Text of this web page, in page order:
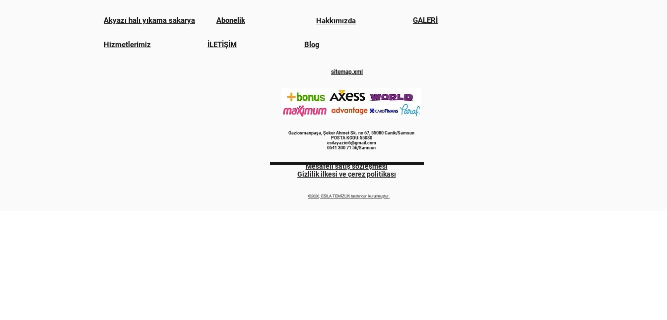
Akyazı halı yıkama sakarya Abonelik Hakkımızda GALERİ
Hizmetlerimiz İLETİŞİM Blog
sitemap.xml
Gaziosmanpaşa, Şeker Ahmet Sk. no 67, 55080 Canik/Samsun
POSTA KODU:55080
esilayazici6@gmail.com
0541 300 71 56/Samsun
Mesafeli satış sözleşmesi
Gizlilik ilkesi ve çerez politikası
©2020, ESİLA TEMİZLİK tarafından kurulmuştur.